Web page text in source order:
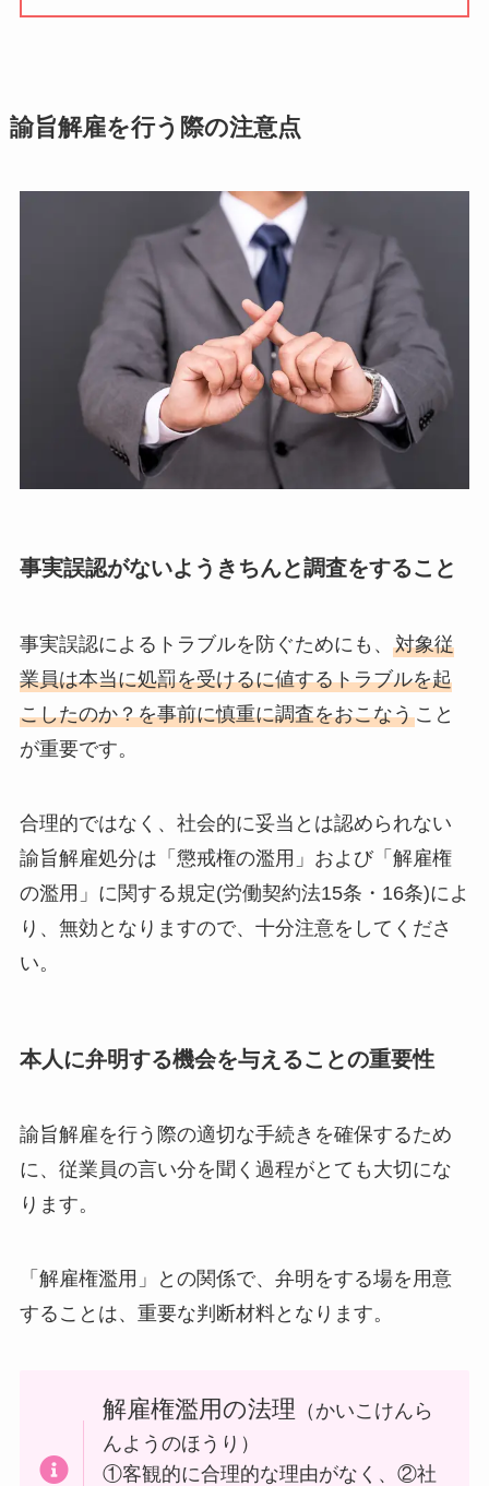
諭旨解雇を行う際の注意点
事実誤認がないようきちんと調査をすること
事実誤認によるトラブルを防ぐためにも、 対象従
業員は本当に処罰を受けるに値するトラブルを起
こしたのか？を事前に慎重に調査をおこなうこと
が重要です。
合理的ではなく、社会的に妥当とは認められない
諭旨解雇処分は「懲戒権の濫用」および「解雇権
の濫用」に関する規定(労働契約法15条・16条)によ
り、無効となりますので、十分注意をしてくださ
い。
本人に弁明する機会を与えることの重要性
諭旨解雇を行う際の適切な手続きを確保するため
に、従業員の言い分を聞く過程がとても大切にな
ります。
「解雇権濫用」との関係で、弁明をする場を用意
することは、重要な判断材料となります。
解雇権濫用の法理
（かいこけんら
んようのほうり）
①客観的に合理的な理由がなく、②社